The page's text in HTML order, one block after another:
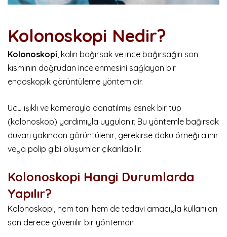
Kolonoskopi Nedir?
Kolonoskopi, kalın bağırsak ve ince bağırsağın son
kısmının doğrudan incelenmesini sağlayan bir
endoskopik görüntüleme yöntemidir.
Ucu ışıklı ve kamerayla donatılmış esnek bir tüp
(kolonoskop) yardımıyla uygulanır. Bu yöntemle bağırsak
duvarı yakından görüntülenir, gerekirse doku örneği alınır
veya polip gibi oluşumlar çıkarılabilir.
Kolonoskopi Hangi Durumlarda
Yapılır?
Kolonoskopi, hem tanı hem de tedavi amacıyla kullanılan
son derece güvenilir bir yöntemdir.